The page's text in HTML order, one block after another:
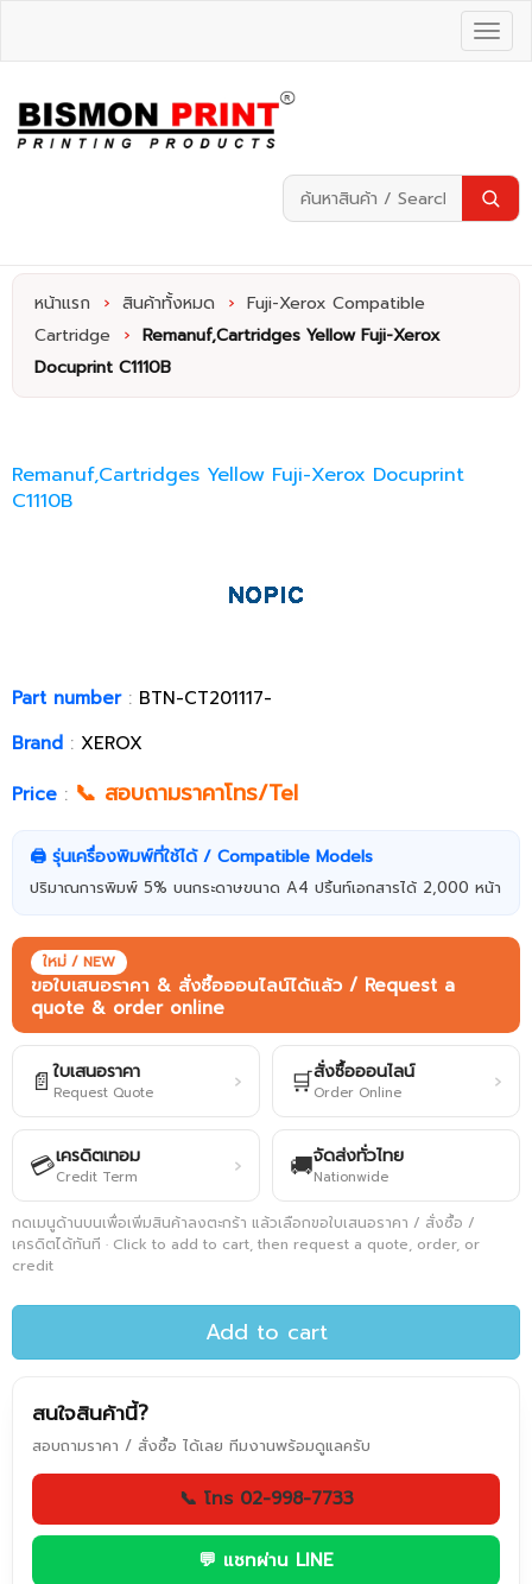
หน้าแรก › สินค้าทั้งหมด › Fuji-Xerox Compatible
Cartridge
› Remanuf,Cartridges Yellow Fuji-Xerox
Docuprint C1110B
Remanuf,Cartridges Yellow Fuji-Xerox Docuprint
C1110B
Part number: BTN-CT201117-
Brand : XEROX
Price : 📞 สอบถามราคาโทร/Tel
🖨️ รุ่นเครื่องพิมพ์ที่ใช้ได้ / Compatible Models
ปริมาณการพิมพ์ 5% บนกระดาษขนาด A4 ปริ้นท์เอกสารได้ 2,000 หน้า
ใหม่ / NEW
ขอใบเสนอราคา & สั่งซื้อออนไลน์ได้แล้ว / Request a
quote & order online
📄 ใบเสนอราคา
Request Quote › 🛒สั่งซื้อออนไลน์
Order Online ›
💳เครดิตเทอม
Credit Term › 🚚จัดส่งทั่วไทย
Nationwide
กดเมนูด้านบนเพื่อเพิ่มสินค้าลงตะกร้า แล้วเลือกขอใบเสนอราคา / สั่งซื้อ /
เครดิตได้ทันที · Click to add to cart, then request a quote, order, or
credit
Add to cart
สนใจสินค้านี้?
สอบถามราคา / สั่งซื้อ ได้เลย ทีมงานพร้อมดูแลครับ
📞 โทร 02-998-7733
💬 แชทผ่าน LINE